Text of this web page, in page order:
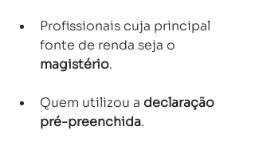
Profissionais cuja principal
fonte de renda seja o
magistério.
Quem utilizou a declaração
pré-preenchida.